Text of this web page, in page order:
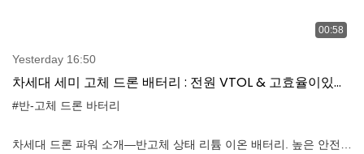
00:58
Yesterday 16:50
차세대 세미 고체 드론 배터리 : 전원 VTOL & 고효율이있는
멀티 로터 드론
#반-고체 드론 바터리
차세대 드론 파워 소개—반고체 상태 리튬 이온 배터리. 높은 안전